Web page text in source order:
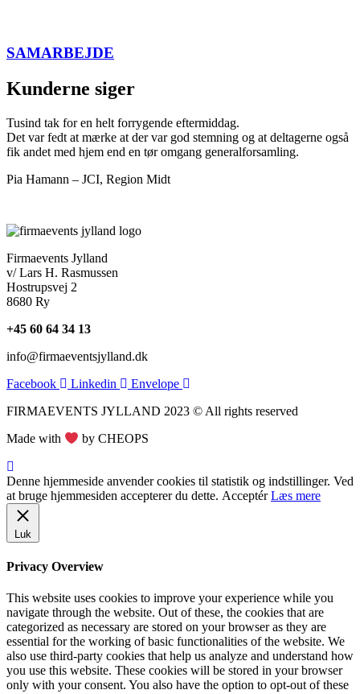
SAMARBEJDE
Kunderne siger
Tusind tak for en helt forrygende eftermiddag.
Det var fedt at mærke at der var god stemning og at deltagerne også
fik andet med hjem end en tør omgang generalforsamling.
Pia Hamann – JCI, Region Midt
Firmaevents Jylland
v/ Lars H. Rasmussen
Hostrupsvej 2
8680 Ry
+45 60 64 34 13
info@firmaeventsjylland.dk
Facebook
Linkedin
Envelope
FIRMAEVENTS JYLLAND 2023 © All rights reserved
Made with by CHEOPS
Denne hjemmeside anvender cookies til statistik og indstillinger. Ved
at bruge hjemmesiden accepterer du dette. Acceptér Læs mere
Luk
Privacy Overview
This website uses cookies to improve your experience while you
navigate through the website. Out of these, the cookies that are
categorized as necessary are stored on your browser as they are
essential for the working of basic functionalities of the website. We
also use third-party cookies that help us analyze and understand how
you use this website. These cookies will be stored in your browser
only with your consent. You also have the option to opt-out of these